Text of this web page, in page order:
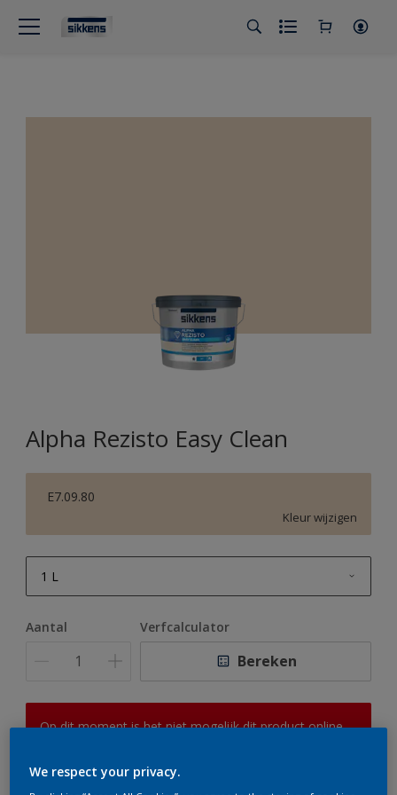
Alpha Rezisto Easy Clean
E7.09.80
Kleur wijzigen
1 L
10 L
Aantal Verfcalculator
Bereken
Op dit moment is het niet mogelijk dit product online
er hard aan om de voorraad aan te vullen.
We respect your privacy.